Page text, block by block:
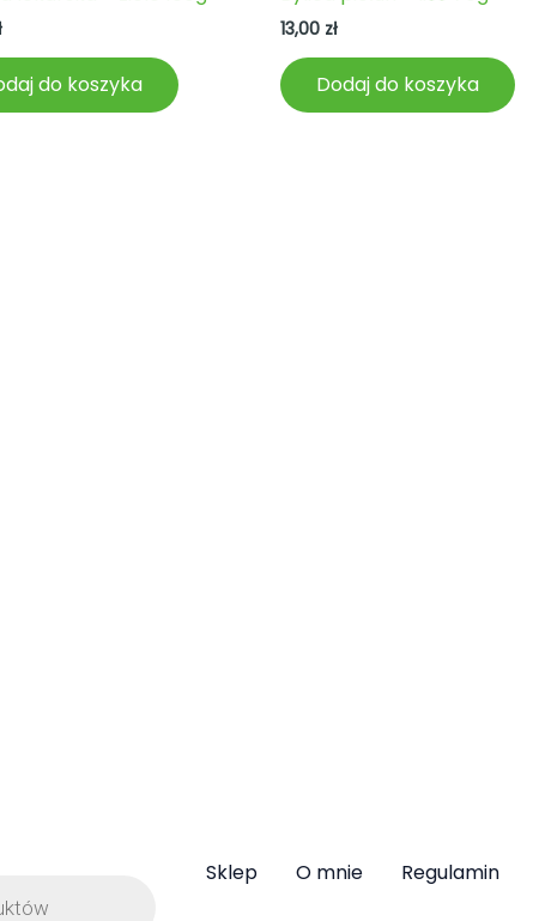
do koszyka
na
5
13,00 zł
Dodaj do koszyka
Sklep O mnie Regulamin